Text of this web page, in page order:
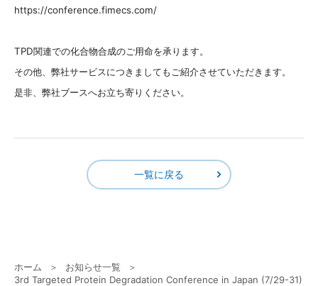
https://conference.fimecs.com/
TPD関連での化合物合成のご用命を承ります。
その他、弊社サービスにつきましてもご紹介させていただきます。
是非、弊社ブースへお立ち寄りください。
一覧に戻る
ホーム
お知らせ一覧
3rd Targeted Protein Degradation Conference in Japan (7/29-31)